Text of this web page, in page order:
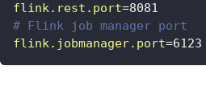
flink.rest.port=8081
# Flink job manager port
flink.jobmanager.port=6123